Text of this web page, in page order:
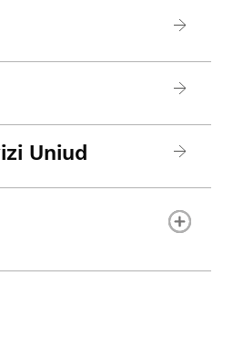
Uniud